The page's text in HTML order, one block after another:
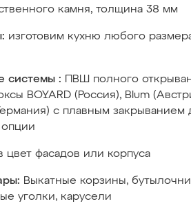
камня, толщина 38 мм
изготовим кухню любого
системы :
ПВШ полного
BOYARD (Россия), Blum
с плавным закрыванием
опции
цвет фасадов или корпуса
Выкатные корзины,
уголки, карусели